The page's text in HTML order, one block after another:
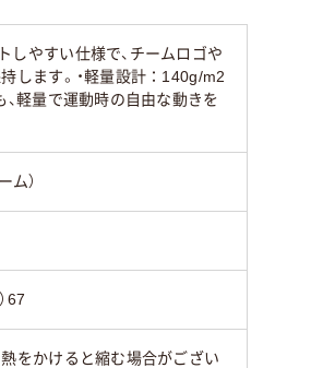
しやすい仕様で、チームロゴや
します。・軽量設計：140g/m2
軽量で運動時の自由な動きを
ム）
67
をかけると縮む場合がござい